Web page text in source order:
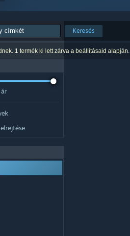
Keresés
1 termék ki lett zárva a beállításaid alapján.